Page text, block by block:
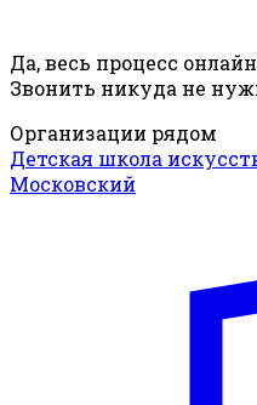
Да, весь процесс
Звонить никуда не
Организации рядом
Детская школа
Московский